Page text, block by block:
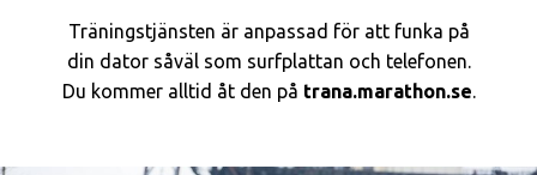
Träningstjänsten är anpassad för att funka på
din dator såväl som surfplattan och telefonen.
Du kommer alltid åt den på trana.marathon.se.